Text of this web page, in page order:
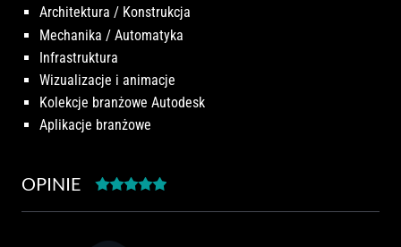
Architektura / Konstrukcja
Mechanika / Automatyka
Infrastruktura
Wizualizacje i animacje
Kolekcje branżowe Autodesk
Aplikacje branżowe
OPINIE